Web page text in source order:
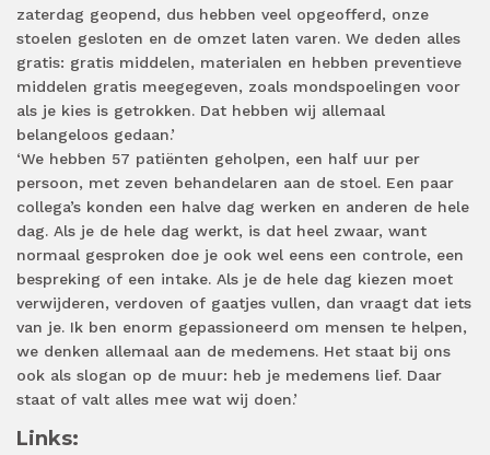
zaterdag geopend, dus hebben veel opgeofferd, onze
stoelen gesloten en de omzet laten varen. We deden alles
gratis: gratis middelen, materialen en hebben preventieve
middelen gratis meegegeven, zoals mondspoelingen voor
als je kies is getrokken. Dat hebben wij allemaal
belangeloos gedaan.’
‘We hebben 57 patiënten geholpen, een half uur per
persoon, met zeven behandelaren aan de stoel. Een paar
collega’s konden een halve dag werken en anderen de hele
dag. Als je de hele dag werkt, is dat heel zwaar, want
normaal gesproken doe je ook wel eens een controle, een
bespreking of een intake. Als je de hele dag kiezen moet
verwijderen, verdoven of gaatjes vullen, dan vraagt dat iets
van je. Ik ben enorm gepassioneerd om mensen te helpen,
we denken allemaal aan de medemens. Het staat bij ons
ook als slogan op de muur: heb je medemens lief. Daar
staat of valt alles mee wat wij doen.’
Links: